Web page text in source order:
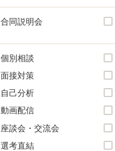
合同説明会
個別相談
面接対策
自己分析
動画配信
座談会・交流会
選考直結